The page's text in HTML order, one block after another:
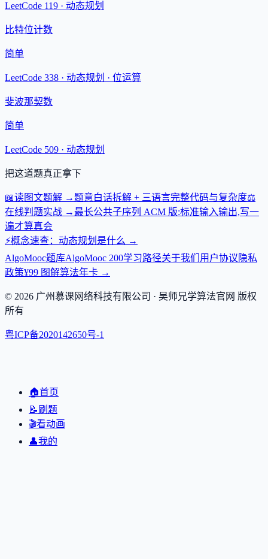
LeetCode 119 · 动态规划
比特位计数
简单
LeetCode 338 · 动态规划 · 位运算
斐波那契数
简单
LeetCode 509 · 动态规划
把这道题真正拿下
📖读图文题解 →题意白话拆解 + 三语言完整代码与复杂度⚖️
在线判题实战 →最长公共子序列 ACM 版:标准输入输出,写一
遍才算真会
⚡概念速查： 动态规划 是什么 →
AlgoMooc题库AlgoMooc 200学习路径关于我们 用户协议 隐私
政策¥99 图解算法年卡 →
© 2026 广州慕课网络科技有限公司 · 吴师兄学算法官网 版权
所有
粤ICP备2020142650号-1
🏠首页
📝刷题
🎬看动画
👤我的